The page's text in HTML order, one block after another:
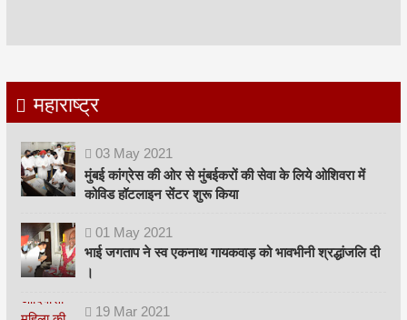
महाराष्ट्र
03 May 2021
मुंबई कांग्रेस की ओर से मुंबईकरों की सेवा के लिये ओशिवरा में
कोविड हॉटलाइन सेंटर शुरू किया
01 May 2021
भाई जगताप ने स्व एकनाथ गायकवाड़ को भावभीनी श्रद्धांजलि दी
।
19 Mar 2021